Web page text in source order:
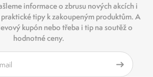
informace o zbrusu nových akcích i
tipy k zakoupeným produktům. A
kupón nebo třeba i tip na soutěž o
hodnotné ceny.